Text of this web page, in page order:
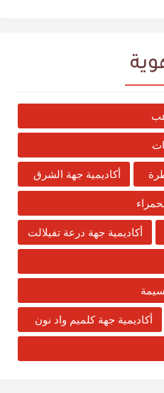
أكاديمية جهة الشرق
أكاديمية جهة درعة تفيلالت
أكاديمية جهة كلميم واد نون